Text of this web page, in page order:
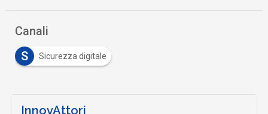
Canali
S
Sicurezza digitale
InnovAttori